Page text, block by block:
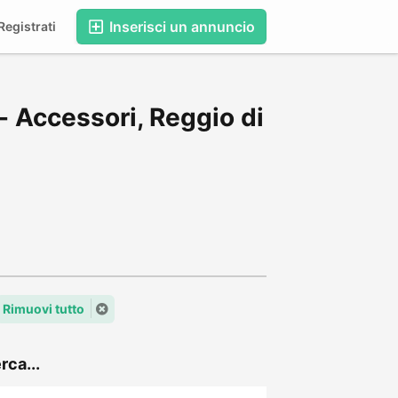
Inserisci un annuncio
Accessori, Reggio di
Rimuovi tutto